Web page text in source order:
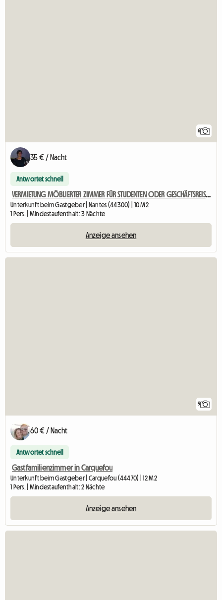
6
35 € / Nacht
Antwortet schnell
VERMIETUNG MÖBLIERTER ZIMMER FÜR STUDENTEN ODER GESCHÄFTSREISEN
Unterkunft beim Gastgeber | Nantes (44300) | 10 M2
1 Pers. | Mindestaufenthalt: 3 Nächte
Anzeige ansehen
9
60 € / Nacht
Antwortet schnell
Gastfamilienzimmer in Carquefou
Unterkunft beim Gastgeber | Carquefou (44470) | 12 M2
1 Pers. | Mindestaufenthalt: 2 Nächte
Anzeige ansehen